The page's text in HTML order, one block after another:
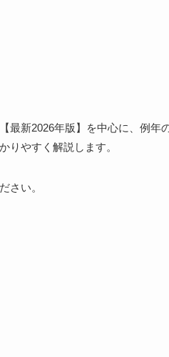
最新2026年版】を中心に、例年
りやすく解説します。
さい。